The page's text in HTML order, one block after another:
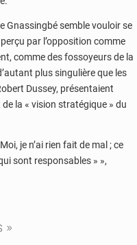
Gnassingbé semble vouloir se
par l’opposition comme
comme des fossoyeurs de la
plus singulière que les
Dussey, présentaient
la « vision stratégique » du
je n’ai rien fait de mal ; ce
sont responsables » »,
»